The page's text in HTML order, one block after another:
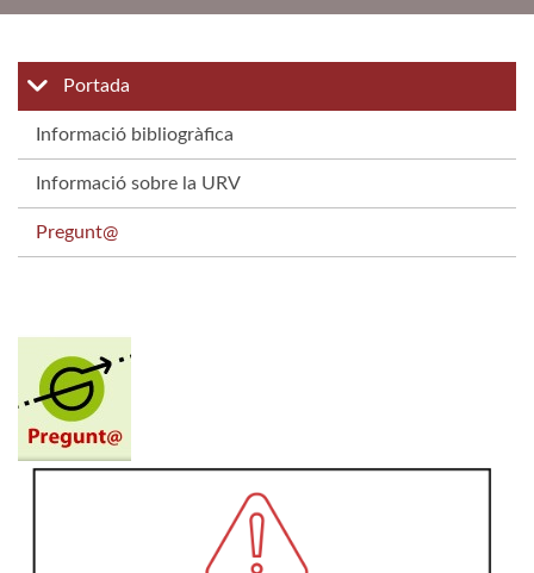
Portada
Informació bibliogràfica
Informació sobre la URV
Pregunt@